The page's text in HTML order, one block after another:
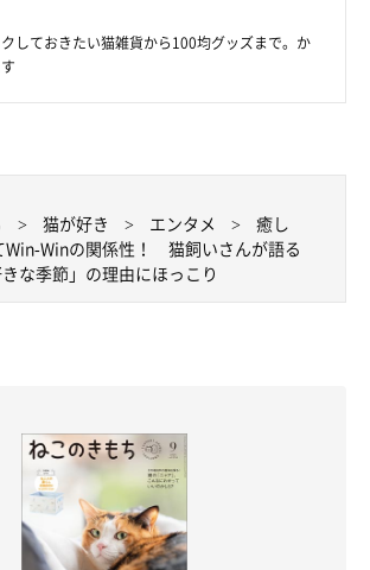
はこちら
が付いてた…」 美容室で赤面の猫飼いさん
が神対応
しておきたい猫雑貨から100均グッズまで。か
猫が好き エンタメ
癒し
Win-Winの関係性！ 猫飼いさんが語る
きな季節」の理由にほっこり